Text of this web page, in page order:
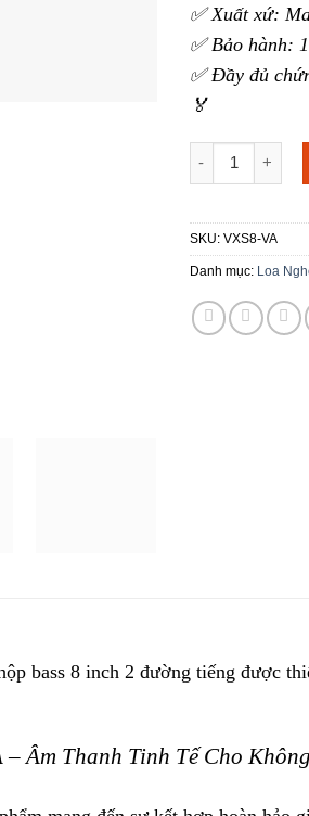
✅ Xuất xứ:
✅ Bảo hành:
✅ Đầy đủ
🏅
Loa Nghe Nhạc
SKU: VXS8-VA
Danh mục: Loa
bass 8 inch 2 đường tiếng được
– Âm Thanh Tinh Tế Cho